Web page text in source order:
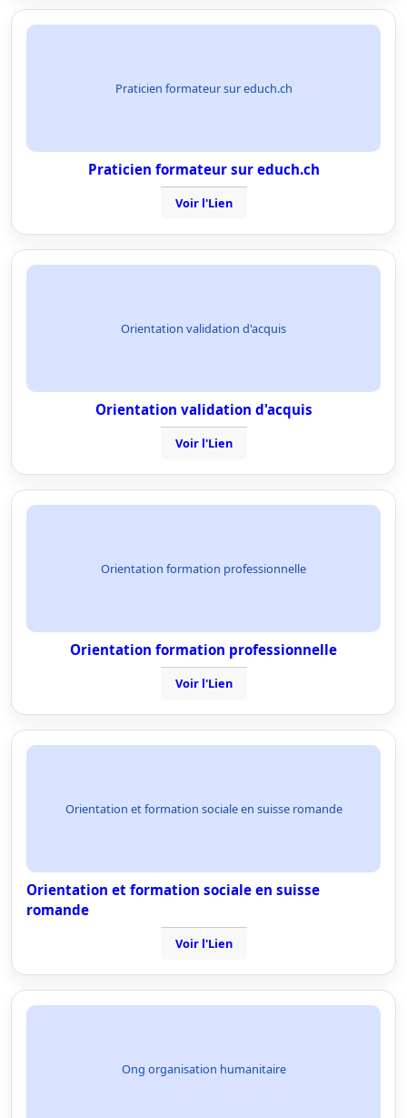
Praticien formateur sur educh.ch
Praticien formateur sur educh.ch
Voir l'Lien
Orientation validation d'acquis
Orientation validation d'acquis
Voir l'Lien
Orientation formation professionnelle
Orientation formation professionnelle
Voir l'Lien
Orientation et formation sociale en suisse romande
Orientation et formation sociale en suisse
romande
Voir l'Lien
Ong organisation humanitaire